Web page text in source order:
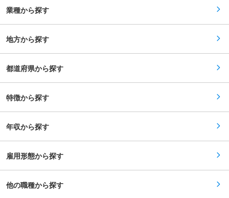
力・プレゼンテーション力 ・最新の国際金融規制
動向に関する知見 ・銀行・信託・証券の商品知識
やモデル知識 ■「成長と挑戦」をサポートする環
支援制度や資格取得支援制度も充実しており、そ
のやりたいことを後押しする制度として、自分自
身の興味・関心を知るためのさまざまなキャリア
研修を行うなど、その他多数の支援制度を用意し
業種から探す
地方から探す
都道府県から探す
特徴から探す
年収から探す
雇用形態から探す
他の職種から探す